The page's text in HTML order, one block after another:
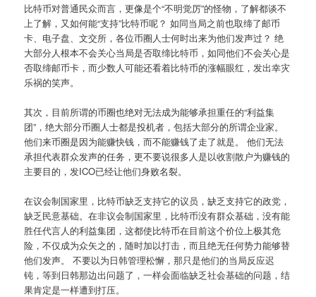
比特币对普通民众而言，更像是个“不明觉厉”的怪物，了解都谈不
上了解，又如何能“支持”比特币呢？ 如同当局之前也取缔了邮币
卡、电子盘、文交所，各位币圈人士何时出来为他们发声过？ 绝
大部分人根本不会关心当局是否取缔比特币，如同他们不会关心是
否取缔邮币卡，而少数人可能还看着比特币的涨幅眼红，发出幸灾
乐祸的笑声。
其次，目前所谓的币圈也绝对无法成为能够承担重任的“利益集
团”，绝大部分币圈人士都是投机者，包括大部分的所谓企业家。
他们来币圈是因为能赚快钱，而不能赚钱了走了就是。 他们无法
承担代表群众发声的任务，更不要说很多人是以收割散户为赚钱的
主要目的，发ICO已经让他们身败名裂。
在议会制国家里，比特币缺乏支持它的议员，缺乏支持它的政党，
缺乏民意基础。在非议会制国家里，比特币没有群众基础，没有能
胜任代言人的利益集团，这都使比特币在目前这个价位上极其危
险，不仅成为众矢之的，随时加以打击，而且绝无任何势力能够替
他们发声。 不要以为日韩管理松懈，那只是他们的当局反应迟
钝，等到日韩那边出问题了，一样会面临缺乏社会基础的问题，结
果肯定是一样遭到打压。